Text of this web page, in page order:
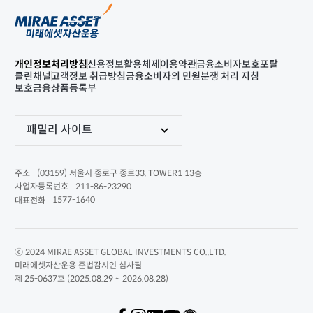
개인정보처리방침신용정보활용체제 이용약관금융소비자보호포탈
클린채널고객정보 취급방침금융소비자의 민원분쟁 처리 지침
보호금융상품등록부
패밀리 사이트
주소
(03159) 서울시 종로구 종로33, TOWER1 13층
사업자등록번호
211-86-23290
대표전화
1577-1640
ⓒ 2024 MIRAE ASSET GLOBAL INVESTMENTS CO.,LTD.
미래에셋자산운용 준법감시인 심사필
제 25-0637호 (2025.08.29 ~ 2026.08.28)